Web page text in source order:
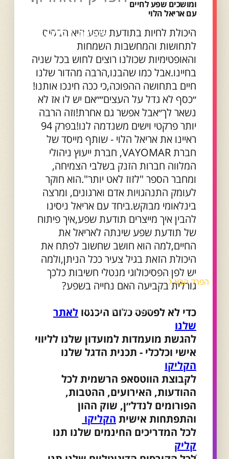
הפרק הבא
פרק 98 - דיוק עצמי בשוק העבודה
החדש עם רוני לפידות
ומושכים שפע לחיים
עם אריאל הלוי
היכולת לחיות בתודעת שפע היא הבסיס
לתחושות והמחשבות השמחות
והאופטימיות שכולנו רוצים לחוש בכל שניה
בחיינו.אבל כמו שהבנו,הרבה מהדור שלנו
חיים בתחושה ההפוכה,כי ככה חינכו אותנו!
״כסף לא גדל על העצים״״אם יש לו אז לא
נשאר לך״אבל אפשר גם אחרת!וזה הרבה
יותר פרקטי וישים משנדמה לנו!בפרק 94
ראיינו את אריאל הלוי - שותף מייסד של
חברת VAYOMAR, חברת ייעוץ ניהולי
המלווה חברות הזנק בשלבי הצמיחה,
ומחבר הספר "לזוז לאט יותר".הוא חוקר
לעומק התנהגויות אדם וארגונים, ומרצה
בינלאומי מבוקש.ביחד עם אריאל ניסינו
להבין איך מייצרים תודעת שפע,איך פיתוח
של תודעת שפע שינתה לאריאל את
החיים,למה הוא חושב שחשוב לפתח את
היכולת הזאת בגיל צעיר ככל הניתן,ולמה
יש לפן הפסיכולוגי מנטלי חשיבות כלכך
גורלית בקביעה האם נחייה בשפע?
כדי לא לפספס כלום היכנסו לאתר
שלנו
להגשת מועמדות למועדון שלנו לליווי
אישי וכלכלי - תכנית הדגל שלנו
הקליקו
לקבוצת הווטסאפ הרשמית לכל
ההודעות, האירועים, ההטבות,
הפורומים לנדל״ן, שוק ההון
והתפתחות אישית הקליקו
לכל המדריכים החינמים שלנו תנו
קליק